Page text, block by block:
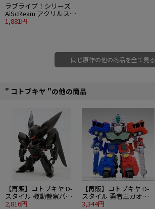
■1/8スケール
■全高：約220mm
■原型製作：かめのこ
ラブライブ！シリーズ
AiScReam アクリルスタ
ンド 上原歩夢
1,881円
同じ原作の他の商品を全て見る
" コトブキヤ "の他の商品
【再販】コトブキヤ D-
スタイル 機動警察パト
レイバー TYPE-J9 グリ
2,816円
【再販】コトブキヤ D-
スタイル 勇者王ガオガ
イガー 超竜神
3,344円